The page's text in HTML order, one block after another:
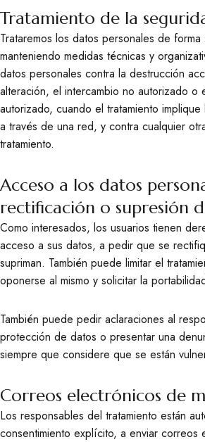
Tratamiento de la
Trataremos los datos personales de
manteniendo medidas técnicas y
datos personales contra la destrucción
alteración, el intercambio no autorizado o
autorizado, cuando el tratamiento
a través de una red, y contra cualquier
tratamiento.
Acceso a los datos
rectificación o supresión
Como interesados, los usuarios tienen
acceso a sus datos, a pedir que se
supriman. También puede limitar el
oponerse al mismo y solicitar la
También puede pedir aclaraciones al
protección de datos o presentar una
siempre que considere que se están
Correos electrónicos de
Los responsables del tratamiento están
consentimiento explícito, a enviar correos